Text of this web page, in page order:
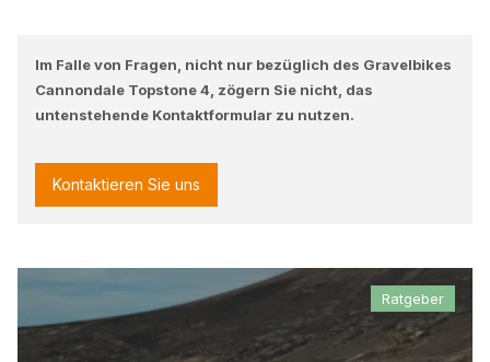
Im Falle von Fragen, nicht nur bezüglich des Gravelbikes
Cannondale Topstone 4, zögern Sie nicht, das
untenstehende Kontaktformular zu nutzen.
Kontaktieren Sie uns
Ratgeber